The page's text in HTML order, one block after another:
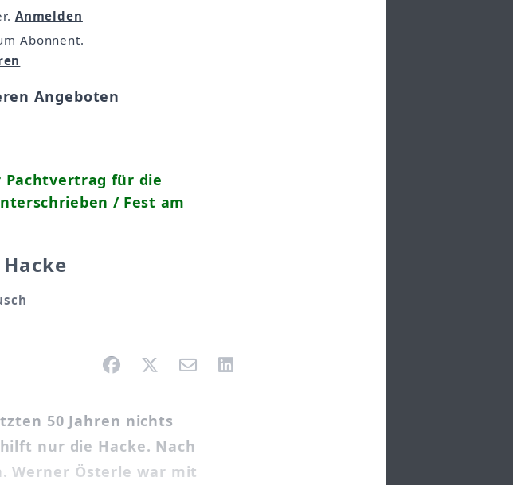
Pachtvertrag für die
/ Fest am
50 Jahren nichts
nur die Hacke. Nach
Werner Österle war mit
Anmelden
Abonnent.
Angeboten